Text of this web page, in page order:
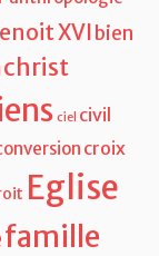
XVIbien
christ
ciel civil
croix
Eglise
famille